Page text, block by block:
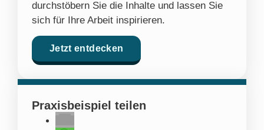
durchstöbern Sie die Inhalte und lassen Sie
sich für Ihre Arbeit inspirieren.
Jetzt entdecken
Praxisbeispiel teilen